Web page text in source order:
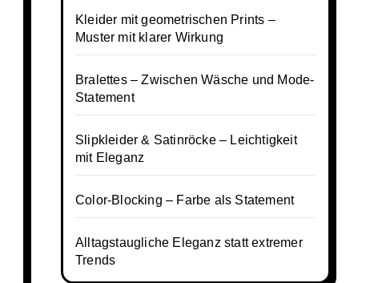
Kleider mit geometrischen Prints –
Muster mit klarer Wirkung
Bralettes – Zwischen Wäsche und Mode-
Statement
Slipkleider & Satinröcke – Leichtigkeit
mit Eleganz
Color-Blocking – Farbe als Statement
Alltagstaugliche Eleganz statt extremer
Trends